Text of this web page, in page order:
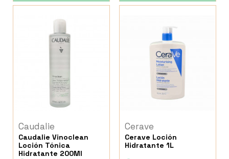
Caudalie
Caudalie Vinoclean
Loción Tónica
Hidratante 200Ml
Cerave
Cerave Loción
Hidratante 1L